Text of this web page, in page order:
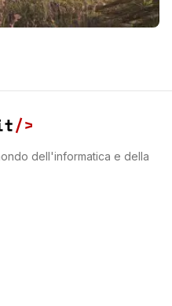
dell'informatica e della